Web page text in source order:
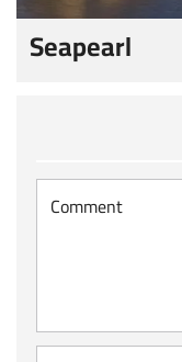
Seapearl